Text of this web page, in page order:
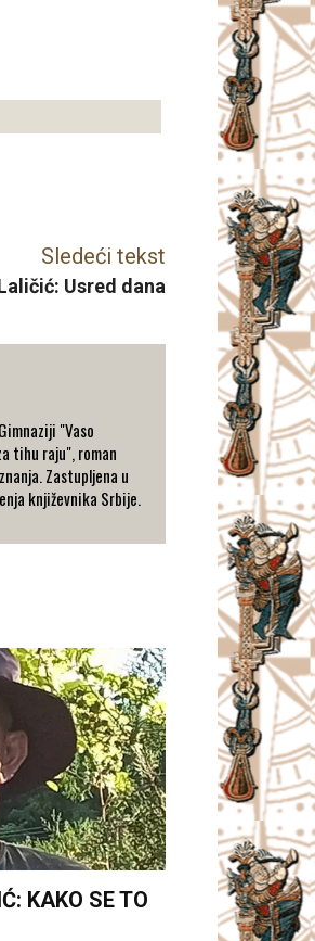
Sledeći tekst
Usred dana
"Vaso
tihu raju", roman
Zastupljena u
književnika Srbije.
KAKO SE TO